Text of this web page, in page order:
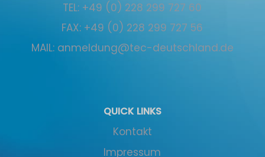
TEL: +49 (0) 228 299 727 60
FAX: +49 (0) 228 299 727 56
MAIL: anmeldung@tec-deutschland.de
QUICK LINKS
Kontakt
Impressum